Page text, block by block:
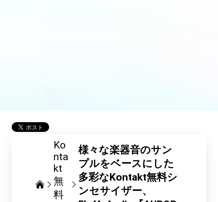
Ko
nta
kt
無
料
様々な楽器音のサン
プルをベースにした
多彩なKontakt無料シ
ンセサイザー、